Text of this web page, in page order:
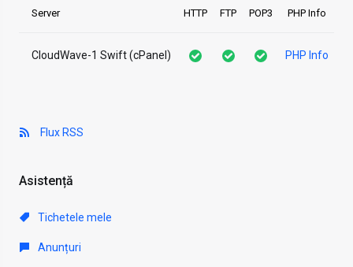
Flux RSS
Asistență
Tichetele mele
Anunțuri
Server HTTP FTP POP3 PHP Info
CloudWave-1 Swift (cPanel) PHP Info